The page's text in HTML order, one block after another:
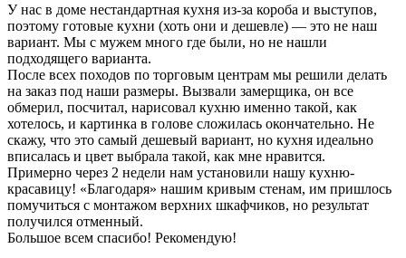
У нас в доме нестандартная кухня из-за короба и выступов,
поэтому готовые кухни (хоть они и дешевле) — это не наш
вариант. Мы с мужем много где были, но не нашли
подходящего варианта.
После всех походов по торговым центрам мы решили делать
на заказ под наши размеры. Вызвали замерщика, он все
обмерил, посчитал, нарисовал кухню именно такой, как
хотелось, и картинка в голове сложилась окончательно. Не
скажу, что это самый дешевый вариант, но кухня идеально
вписалась и цвет выбрала такой, как мне нравится.
Примерно через 2 недели нам установили нашу кухню-
красавицу! «Благодаря» нашим кривым стенам, им пришлось
помучиться с монтажом верхних шкафчиков, но результат
получился отменный.
Большое всем спасибо! Рекомендую!